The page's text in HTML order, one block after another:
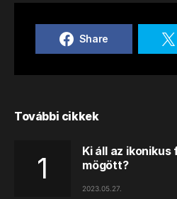
Share
További cikkek
Ki áll az
mögött?
2023.05.27.